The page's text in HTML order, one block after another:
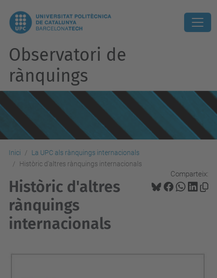
Observatori de
rànquings
Inici
La UPC als rànquings internacionals
Històric d'altres rànquings internacionals
Comparteix:
Històric d'altres
rànquings
internacionals